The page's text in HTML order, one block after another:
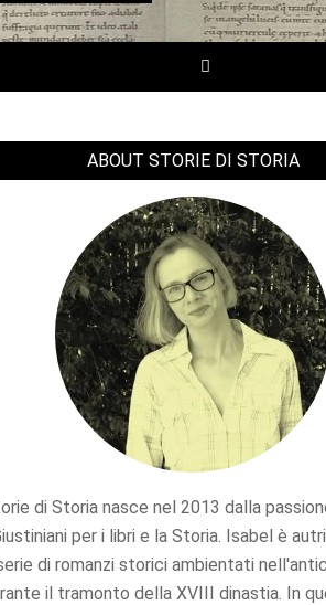
SEARCH
ABOUT STORIE DI STORIA
di Storia nasce nel 2013 dalla
per i libri e la Storia. Isabel è
di romanzi storici ambientati
il tramonto della XVIII dinastia. In